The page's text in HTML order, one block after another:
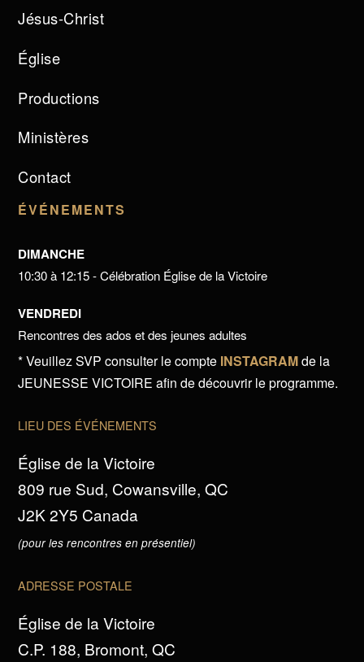
Jésus-Christ
Église
Productions
Ministères
Contact
ÉVÉNEMENTS
DIMANCHE
10:30 à 12:15 - Célébration Église de la Victoire
VENDREDI
Rencontres des ados et des jeunes adultes
* Veuillez SVP consulter le compte INSTAGRAMde la
JEUNESSE VICTOIRE afin de découvrir le programme.
LIEU DES ÉVÉNEMENTS
Église de la Victoire
809 rue Sud, Cowansville, QC
J2K 2Y5 Canada
(pour les rencontres en présentiel)
ADRESSE POSTALE
Église de la Victoire
C.P. 188, Bromont, QC